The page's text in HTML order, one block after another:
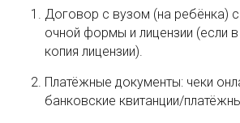
Договор с вузом (на ребёнка)
очной формы и лицензии (если
копия лицензии).
Платёжные документы: чеки
банковские квитанции/